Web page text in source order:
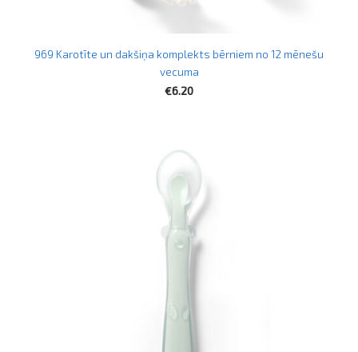
969 Karotīte un dakšiņa komplekts bērniem no 12 mēnešu
vecuma
€6.20